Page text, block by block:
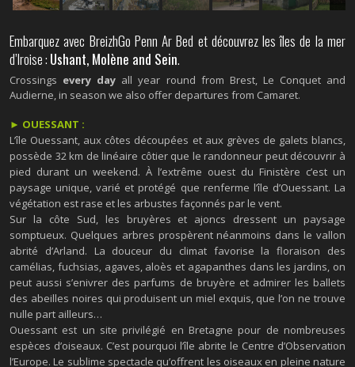
Embarquez avec BreizhGo Penn Ar Bed et découvrez les îles de la mer
d’Iroise : Ushant, Molène and Sein.
Crossings every day all year round from Brest, Le Conquet and
Audierne, in season we also offer departures from Camaret.
► OUESSANT :
L’île Ouessant, aux côtes découpées et aux grèves de galets blancs,
possède 32 km de linéaire côtier que le randonneur peut découvrir à
pied durant un weekend. À l’extrême ouest du Finistère c’est un
paysage unique, varié et protégé que renferme l’île d’Ouessant. La
végétation est rase et les arbustes façonnés par le vent.
Sur la côte Sud, les bruyères et ajoncs dressent un paysage
somptueux. Quelques arbres prospèrent néanmoins dans le vallon
abrité d’Arland. La douceur du climat favorise la floraison des
camélias, fuchsias, agaves, aloès et agapanthes dans les jardins, on
peut aussi s’enivrer des parfums de bruyère et admirer les ballets
des abeilles noires qui produisent un miel exquis, que l’on ne trouve
nulle part ailleurs…
Ouessant est un site privilégié en Bretagne pour de nombreuses
espèces d’oiseaux. C’est pourquoi l’île abrite le Centre d’Observation
l’Europe. Le sublime spectacle qu’offrent les oiseaux en pleine nature